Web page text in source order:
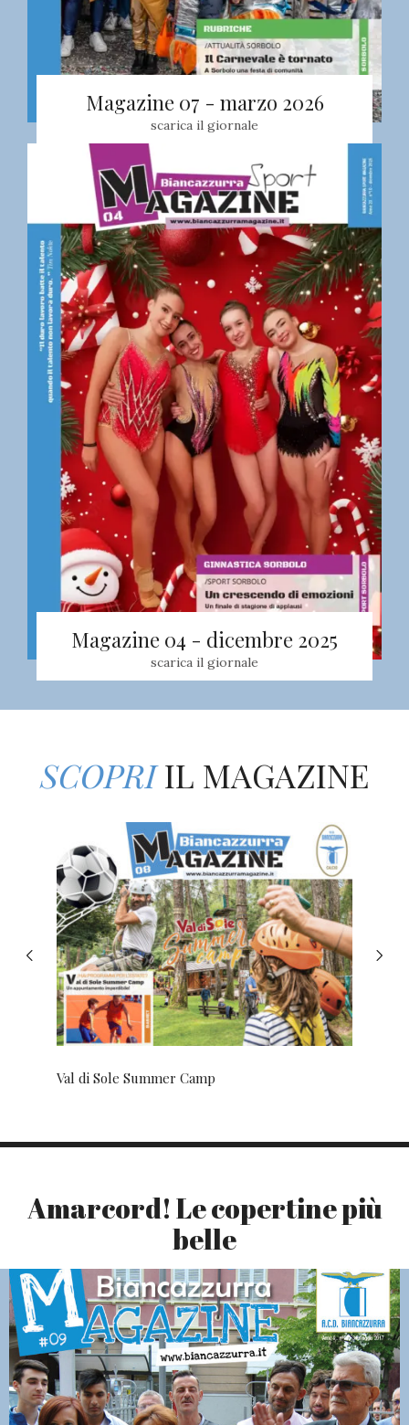
Magazine 07 - marzo 2026
scarica il giornale
Magazine 04 - dicembre 2025
scarica il giornale
SCOPRIIL MAGAZINE
Operazione salvezza
Amarcord! Le copertine più
belle